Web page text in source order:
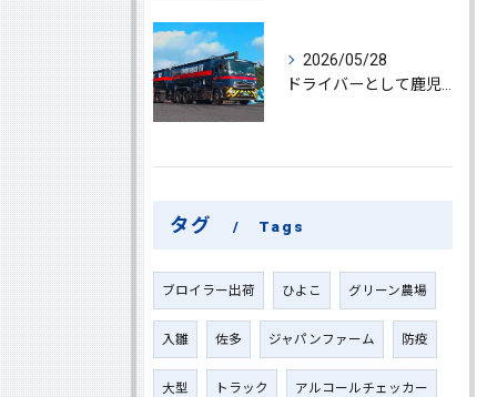
2026/05/28
タグ Tags
ブロイラー出荷 ひよこ グリーン農場
入雛 佐多 ジャパンファーム 防疫
大型 トラック アルコールチェッカー